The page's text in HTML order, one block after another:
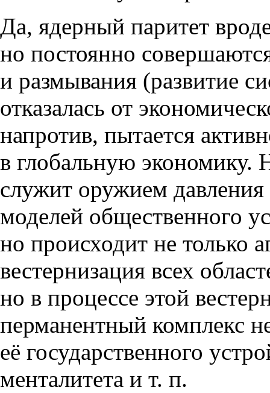
Да, ядерный паритет
но постоянно
и размывания (развитие
отказалась от
напротив, пытается
в глобальную экономику.
служит оружием
моделей общественного
но происходит не только
вестернизация всех
но в процессе этой
перманентный комплекс
её государственного
менталитета и т. п.